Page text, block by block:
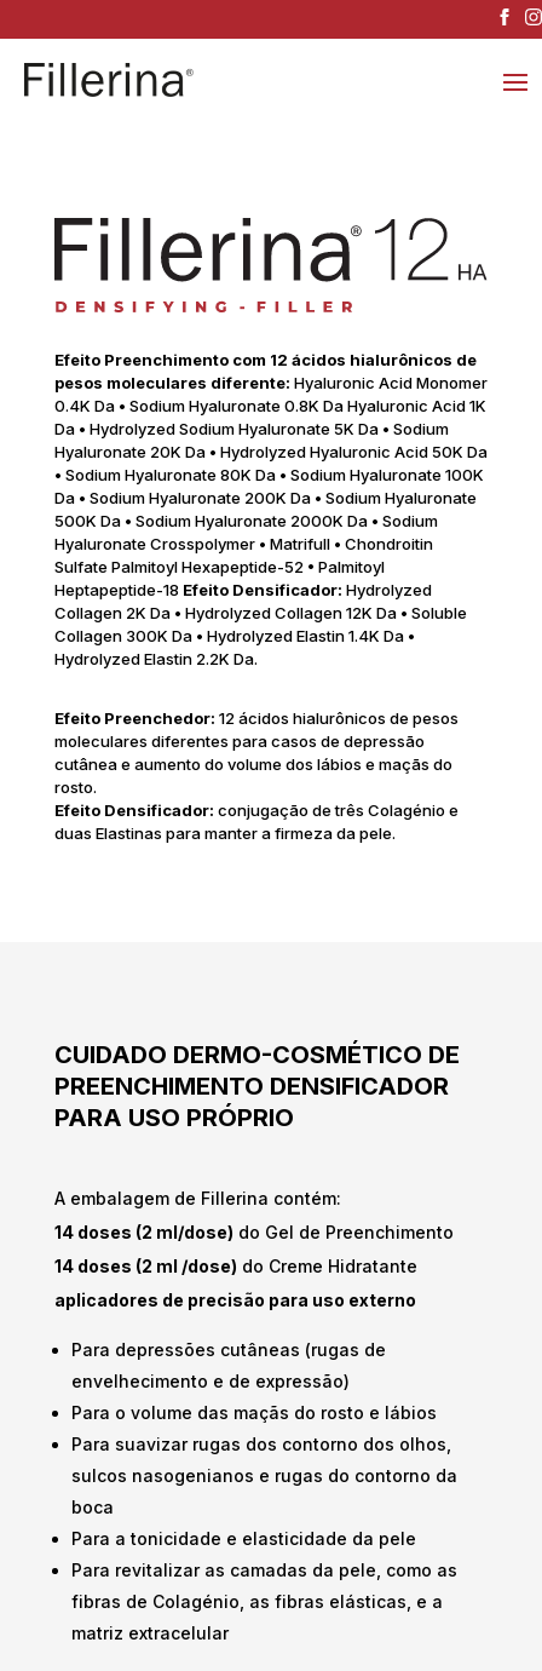
Efeito Preenchimento com 12 ácidos hialurônicos de
pesos moleculares diferente: Hyaluronic Acid Monomer
0.4K Da • Sodium Hyaluronate 0.8K Da Hyaluronic Acid 1K
Da • Hydrolyzed Sodium Hyaluronate 5K Da • Sodium
Hyaluronate 20K Da • Hydrolyzed Hyaluronic Acid 50K Da
• Sodium Hyaluronate 80K Da • Sodium Hyaluronate 100K
Da • Sodium Hyaluronate 200K Da • Sodium Hyaluronate
500K Da • Sodium Hyaluronate 2000K Da • Sodium
Hyaluronate Crosspolymer • Matrifull • Chondroitin
Sulfate Palmitoyl Hexapeptide-52 • Palmitoyl
Heptapeptide-18 Efeito Densificador: Hydrolyzed
Collagen 2K Da • Hydrolyzed Collagen 12K Da • Soluble
Collagen 300K Da • Hydrolyzed Elastin 1.4K Da •
Hydrolyzed Elastin 2.2K Da.
Efeito Preenchedor: 12 ácidos hialurônicos de pesos
moleculares diferentes para casos de depressão
cutânea e aumento do volume dos lábios e maçãs do
rosto.
Efeito Densificador: conjugação de três Colagénio e
duas Elastinas para manter a firmeza da pele.
CUIDADO DERMO-COSMÉTICO DE
PREENCHIMENTO DENSIFICADOR
PARA USO PRÓPRIO
A embalagem de Fillerina contém:
14 doses (2 ml/dose) do Gel de Preenchimento
14 doses (2 ml /dose) do Creme Hidratante
aplicadores de precisão para uso externo
Para depressões cutâneas (rugas de
envelhecimento e de expressão)
Para o volume das maçãs do rosto e lábios
Para suavizar rugas dos contorno dos olhos,
sulcos nasogenianos e rugas do contorno da
boca
Para a tonicidade e elasticidade da pele
Para revitalizar as camadas da pele, como as
fibras de Colagénio, as fibras elásticas, e a
matriz extracelular